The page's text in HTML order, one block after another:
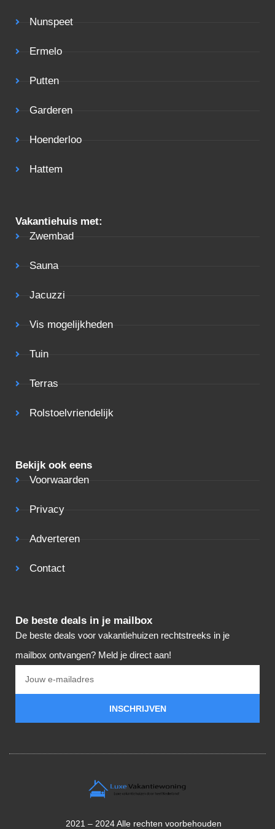
Nunspeet
Ermelo
Putten
Garderen
Hoenderloo
Hattem
Vakantiehuis met:
Zwembad
Sauna
Jacuzzi
Vis mogelijkheden
Tuin
Terras
Rolstoelvriendelijk
Bekijk ook eens
Voorwaarden
Privacy
Adverteren
Contact
De beste deals in je mailbox
De beste deals voor vakantiehuizen rechtstreeks in je
mailbox ontvangen? Meld je direct aan!
INSCHRIJVEN
2021 – 2024 Alle rechten voorbehouden